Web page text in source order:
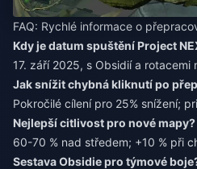
FAQ: Rychlé informace o
Kdy je datum spuštění Project
17. září 2025, s Obsidií a rotacemi
Jak snížit chybná kliknutí po
Pokročilé cílení pro 25% snížení;
Nejlepší citlivost pro nové mapy?
60-70 % nad středem; +10 % při
Sestava Obsidie pro týmové